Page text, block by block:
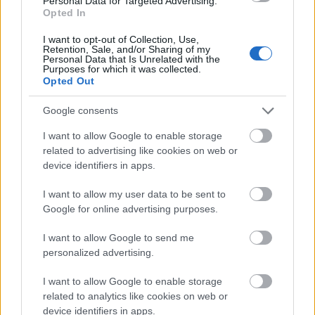
Opted In
I want to opt-out of Collection, Use,
Retention, Sale, and/or Sharing of my
Personal Data that Is Unrelated with the
Purposes for which it was collected.
Opted Out
Google consents
I want to allow Google to enable storage
related to advertising like cookies on web or
device identifiers in apps.
I want to allow my user data to be sent to
Google for online advertising purposes.
I want to allow Google to send me
personalized advertising.
I want to allow Google to enable storage
related to analytics like cookies on web or
device identifiers in apps.
Edinburgh
Cel mai cosmopolit si poate cel mai interesant oras
al Scotiei este Edinburgh. Dominat de impunatorul
Castel Edinburgh si de faimosul deal Scaunul lui
denumesc poeticii locuitori.
Admirabilul castel, construit in secolul al XII-lea de